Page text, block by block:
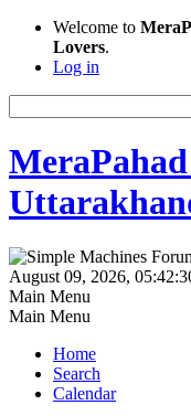
Welcome to
Lovers.
Log in
August 09, 2026,
Main Menu
Main Menu
Home
Search
Calendar